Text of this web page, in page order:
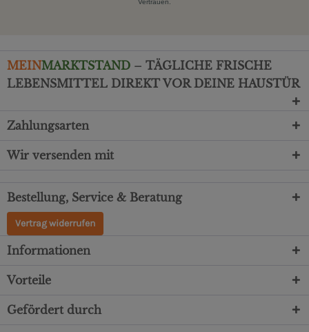
Vertrauen.
MEINMARKTSTAND – TÄGLICHE FRISCHE
LEBENSMITTEL DIREKT VOR DEINE HAUSTÜR
Zahlungsarten
Wir versenden mit
Bestellung, Service & Beratung
Vertrag widerrufen
Informationen
Vorteile
Gefördert durch